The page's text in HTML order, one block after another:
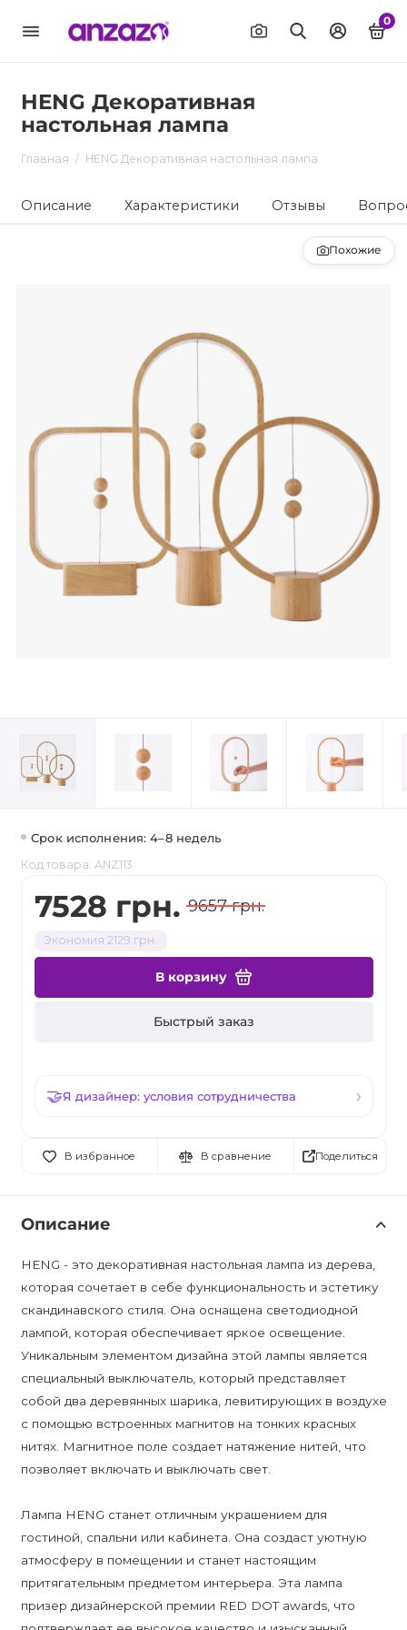
0
HENG Декоративная
настольная лампа
Главная HENG Декоративная настольная лампа
Описание Характеристики Отзывы
Похожие
Срок исполнения: 4–8 недель
Код товара: ANZ113
7528 грн. 9657 грн.
Экономия 2129 грн.
В корзину
Быстрый заказ
Я дизайнер: условия сотрудничества
В избранное В сравнение Поделиться
Описание
HENG - это декоративная настольная лампа из дерева,
которая сочетает в себе функциональность и эстетику
скандинавского стиля. Она оснащена светодиодной
лампой, которая обеспечивает яркое освещение.
Уникальным элементом дизайна этой лампы является
специальный выключатель, который представляет
собой два деревянных шарика, левитирующих в воздухе
с помощью встроенных магнитов на тонких красных
нитях. Магнитное поле создает натяжение нитей, что
позволяет включать и выключать свет.
Лампа HENG станет отличным украшением для
гостиной, спальни или кабинета. Она создаст уютную
атмосферу в помещении и станет настоящим
притягательным предметом интерьера. Эта лампа
призер дизайнерской премии RED DOT awards, что